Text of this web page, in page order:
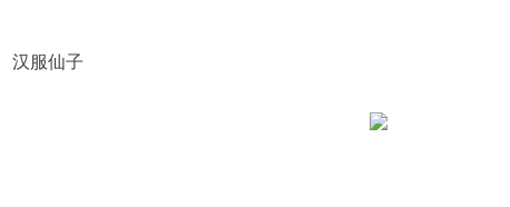
服仙子